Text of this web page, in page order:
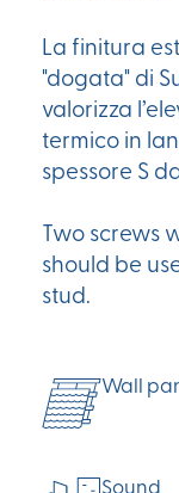
La finitura
"dogata" di
valorizza
termico in
spessore S
Two screws
should be
stud.
Wall
Sound